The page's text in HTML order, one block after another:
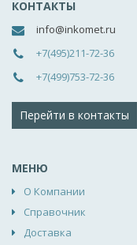
КОНТАКТЫ
info@inkomet.ru
+7(495)211-72-36
+7(499)753-72-36
Перейти в контакты
МЕНЮ
О Компании
Справочник
Доставка